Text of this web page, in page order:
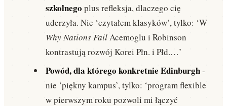
szkolnego plus refleksja, dlaczego cię
uderzyła. Nie ‘czytałem klasyków’, tylko: ‘W
Why Nations FailAcemoglu i Robinson
kontrastują rozwój Korei Płn. i Płd.…’
Powód, dla którego konkretnie Edinburgh-
nie ‘piękny kampus’, tylko: ‘program flexible
w pierwszym roku pozwoli mi łączyć